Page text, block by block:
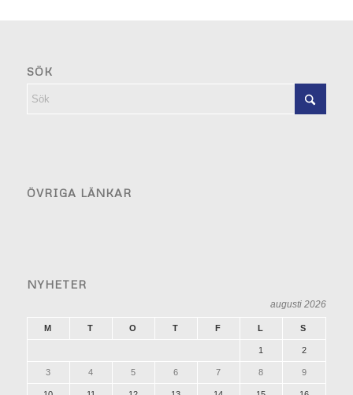
SÖK
ÖVRIGA LÄNKAR
NYHETER
augusti 2026
M T O T F L S
1 2
3 4 5 6 7 8 9